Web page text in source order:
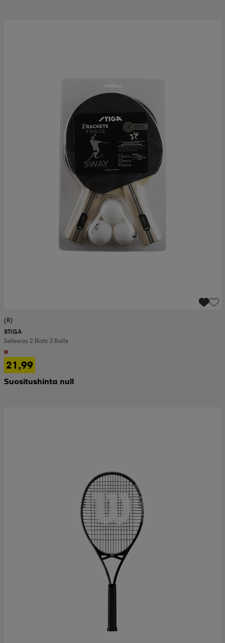
(8)
STIGA
Setsway 2 Bats 3 Balls
21,99
Suositushinta null